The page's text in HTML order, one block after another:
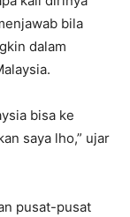
bila
dalam
bisa ke
saya lho,” ujar
pusat-pusat